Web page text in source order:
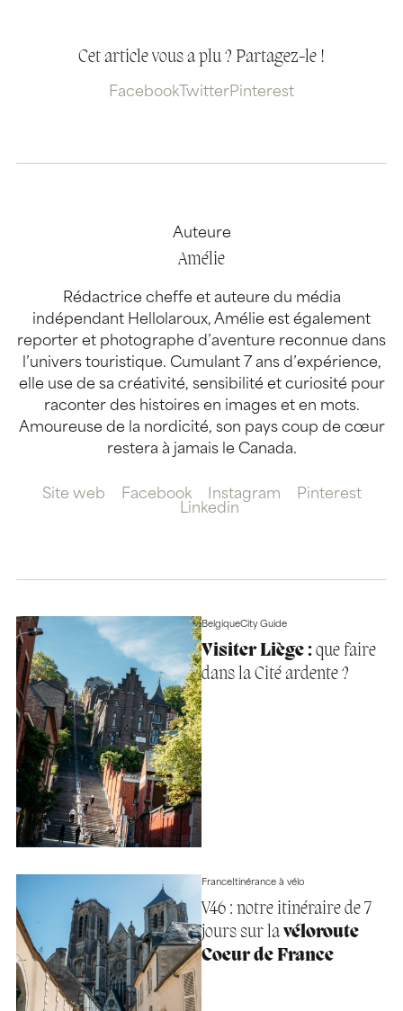
Cet article vous a plu ? Partagez-le !
Facebook TwitterPinterest
Auteure
Amélie
Rédactrice cheffe et auteure du média
indépendant Hellolaroux, Amélie est également
reporter et photographe d’aventure reconnue dans
l’univers touristique. Cumulant 7 ans d’expérience,
elle use de sa créativité, sensibilité et curiosité pour
raconter des histoires en images et en mots.
Amoureuse de la nordicité, son pays coup de cœur
restera à jamais le Canada.
Site web Facebook Instagram
Pinterest
Linkedin
BelgiqueCity Guide
Visiter Liège :que faire
dans la Cité ardente ?
FranceItinérance à vélo
V46 : notre itinéraire de 7
jours sur lavéloroute
Coeur de France